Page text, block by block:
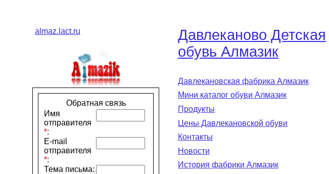
almaz.lact.ru
Обратная связь
Имя
отправителя
*:
E-mail
отправителя
*:
Тема письма:
Давлеканово Детская
обувь Алмазик
Давлекановская фабрика Алмазик
Мини каталог обуви Алмазик
Продукты
Цены Давлекановской обуви
Контакты
Новости
История фабрики Алмазик